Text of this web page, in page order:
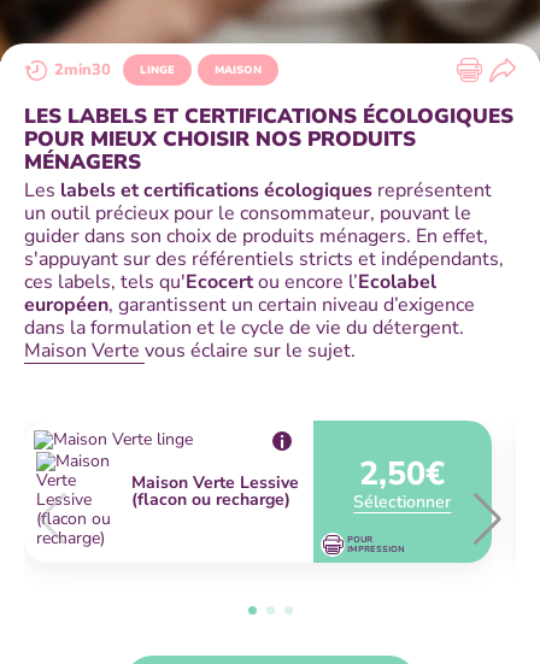
2min30 LINGE MAISON
LES LABELS ET CERTIFICATIONS ÉCOLOGIQUES
POUR MIEUX CHOISIR NOS PRODUITS
MÉNAGERS
Les labels et certifications écologiques représentent
un outil précieux pour le consommateur, pouvant le
guider dans son choix de produits ménagers. En effet,
s'appuyant sur des référentiels stricts et indépendants,
ces labels, tels qu'Ecocertou encore l’Ecolabel
européen, garantissent un certain niveau d’exigence
dans la formulation et le cycle de vie du détergent.
Maison Verte vous éclaire sur le sujet.
Maison Verte Lessive
(flacon ou recharge)
2,50€
Sélectionner
POUR
IMPRESSION